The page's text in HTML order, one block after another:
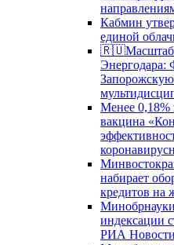
Кабмин
единой
Запорожскую
Менее 0,18%
вакцина
набирает
кредитов на
Минобрнауки
индексации
РИА Новости